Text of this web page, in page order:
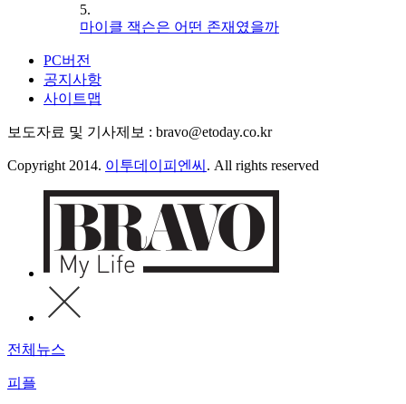
5.
마이클 잭슨은 어떤 존재였을까
PC버전
공지사항
사이트맵
보도자료 및 기사제보 : bravo@etoday.co.kr
Copyright 2014. 이투데이피엔씨 . All rights reserved
전체뉴스
피플